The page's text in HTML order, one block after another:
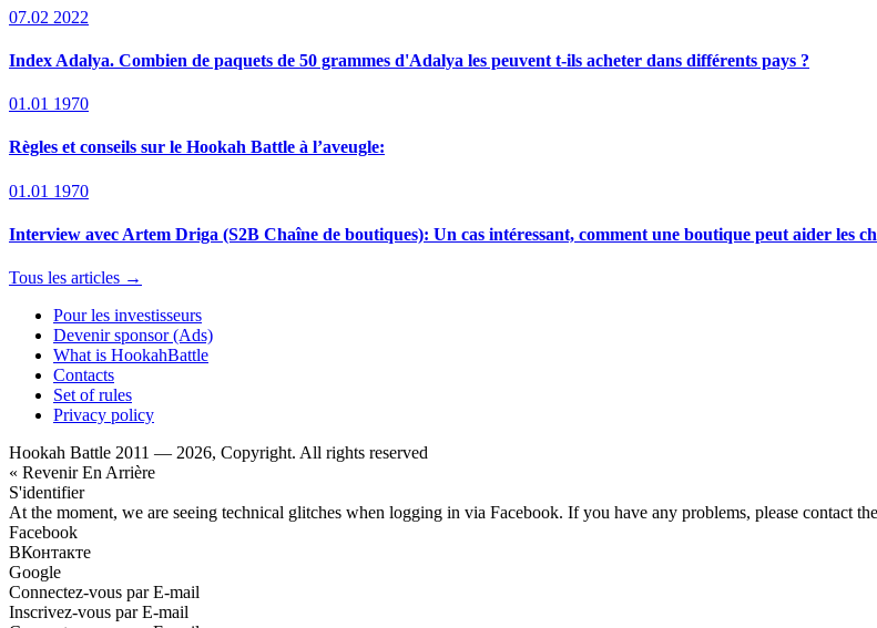
07.02 2022
Index Adalya. Combien de paquets de 50 grammes d'Adalya les peuvent t-ils acheter dans différents pays ?
01.01 1970
Règles et conseils sur le Hookah Battle à l’aveugle:
01.01 1970
Interview avec Artem Driga (S2B Chaîne de boutiques): Un cas intéressant, comment une boutique peut aider les
Tous les articles →
Pour les investisseurs
Devenir sponsor (Ads)
What is HookahBattle
Contacts
Set of rules
Privacy policy
Hookah Battle 2011 — 2026, Copyright. All rights reserved
« Revenir En Arrière
S'identifier
At the moment, we are seeing technical glitches when logging in via Facebook. If you have any problems, please contact the
Facebook
ВКонтакте
Google
Connectez-vous par E-mail
Inscrivez-vous par E-mail